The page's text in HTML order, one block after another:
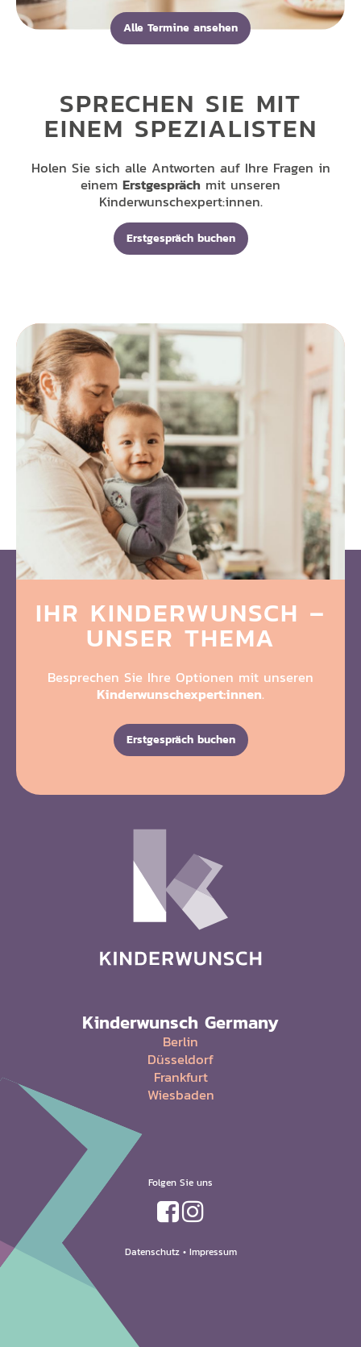
Alle Termine ansehen
SPRECHEN SIE MIT
EINEM SPEZIALISTEN
Holen Sie sich alle Antworten auf Ihre Fragen in
einem Erstgespräch mit unseren
Kinderwunschexpert:innen.
Erstgespräch buchen
IHR KINDERWUNSCH –
UNSER THEMA
Besprechen Sie Ihre Optionen mit unseren
Kinderwunschexpert:innen.
Erstgespräch buchen
Kinderwunsch Germany
Berlin
Düsseldorf
Frankfurt
Wiesbaden
Datenschutz• Impressum
Folgen Sie uns